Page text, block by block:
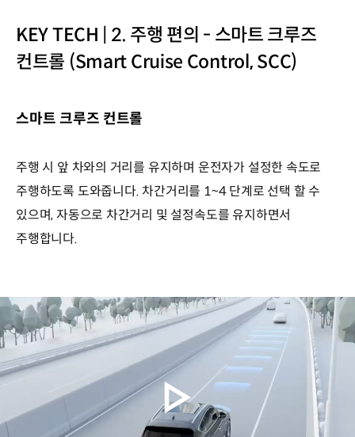
KEY TECH | 2. 주행 편의 - 스마트 크루즈
컨트롤 (Smart Cruise Control, SCC)
스마트 크루즈 컨트롤
주행 시 앞 차와의 거리를 유지하며 운전자가 설정한 속도로
주행하도록 도와줍니다. 차간거리를 1~4 단계로 선택 할 수
있으며, 자동으로 차간거리 및 설정속도를 유지하면서
주행합니다.